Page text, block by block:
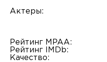
Актеры:
Рейтинг MPAA:
Рейтинг IMDb:
Качество: